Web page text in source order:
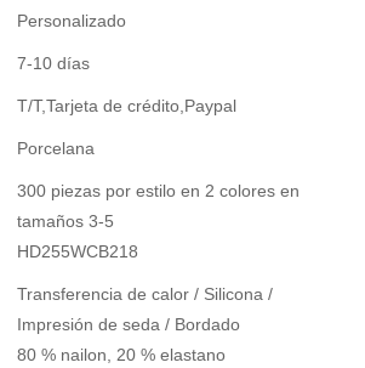
Personalizado
7-10 días
T/T,Tarjeta de crédito,Paypal
Porcelana
300 piezas por estilo en 2 colores en
tamaños 3-5
HD255WCB218
Transferencia de calor / Silicona /
Impresión de seda / Bordado
80 % nailon, 20 % elastano